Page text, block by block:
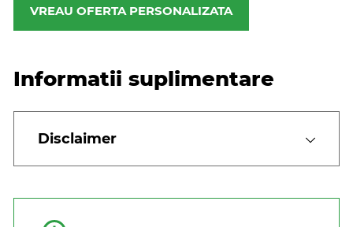
VREAU OFERTA PERSONALIZATA
Informatii suplimentare
Disclaimer